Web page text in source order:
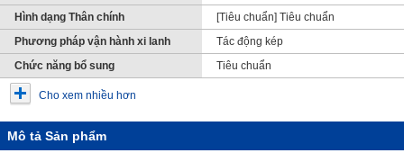
Hình dạng Thân chính
[Tiêu chuẩn] Tiêu chuẩn
Phương pháp vận hành xi lanh
Tác động kép
Chức năng bổ sung
Tiêu chuẩn
Cho xem nhiều hơn
Mô tả Sản phẩm